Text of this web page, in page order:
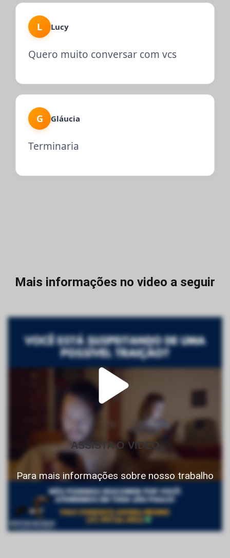
L Lucy
Quero muito conversar com vcs
G Gláucia
Terminaria
Mais informações no video a seguir
ASSISTA O VIDEO
Para mais informações sobre nosso trabalho